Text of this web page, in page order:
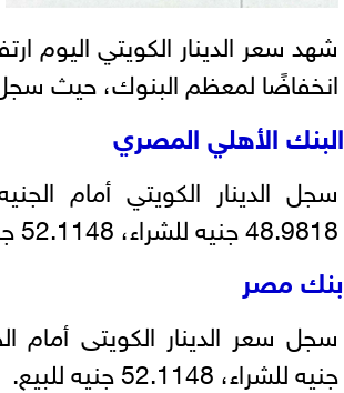
شهد سعر الدينار الكويتي اليوم
انخفاضًا لمعظم البنوك، حيث
البنك الأهلي المصري
سجل الدينار الكويتي أمام
48.9818 جنيه للشراء، 52.1148 جنيه للبيع.
بنك مصر
جنيه للشراء، 52.1148 جنيه للبيع.